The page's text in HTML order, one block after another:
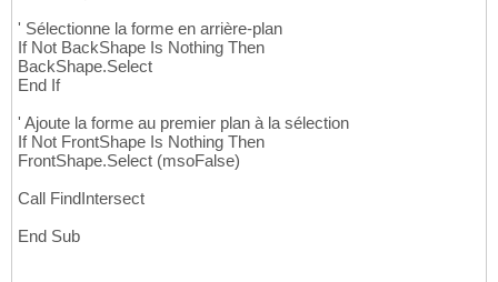
' Sélectionne la forme en arrière-plan
If Not BackShape Is Nothing Then
BackShape.Select
End If
' Ajoute la forme au premier plan à la sélection
If Not FrontShape Is Nothing Then
FrontShape.Select (msoFalse)
Call FindIntersect
End Sub